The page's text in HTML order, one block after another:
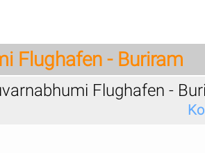
Flughafen - Buriram
Flughafen -